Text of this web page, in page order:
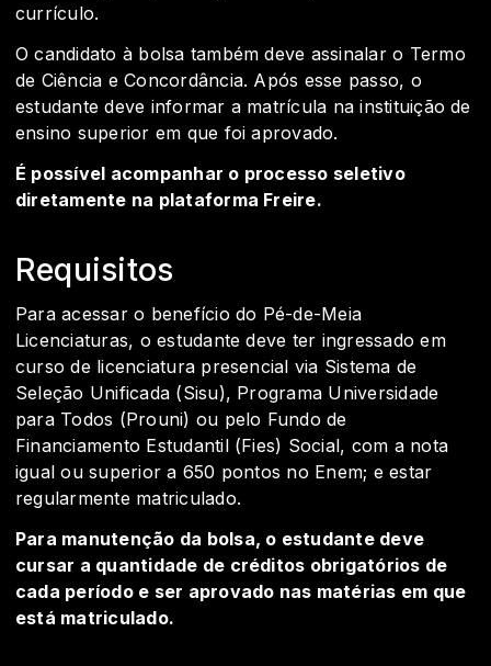
currículo.
O candidato à bolsa também deve assinalar o Termo
de Ciência e Concordância. Após esse passo, o
estudante deve informar a matrícula na instituição de
ensino superior em que foi aprovado.
É possível acompanhar o processo seletivo
diretamente na plataforma Freire.
Requisitos
Para acessar o benefício do Pé-de-Meia
Licenciaturas, o estudante deve ter ingressado em
curso de licenciatura presencial via Sistema de
Seleção Unificada (Sisu), Programa Universidade
para Todos (Prouni) ou pelo Fundo de
Financiamento Estudantil (Fies) Social, com a nota
igual ou superior a 650 pontos no Enem; e estar
regularmente matriculado.
Para manutenção da bolsa, o estudante deve
cursar a quantidade de créditos obrigatórios de
cada período e ser aprovado nas matérias em que
está matriculado.